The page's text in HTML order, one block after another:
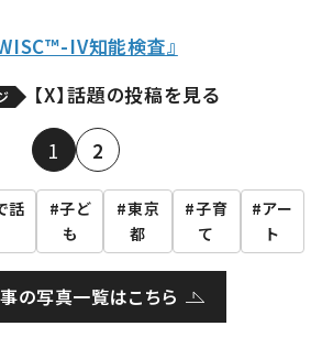
IV知能検査』
【X】話題の投稿を見る
1 2
話
子ど
も
東京
都
子育
て
アー
ト
の写真一覧はこちら